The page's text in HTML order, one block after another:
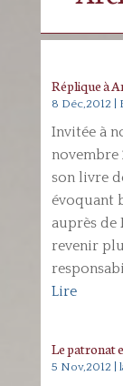
Réplique à
8 Déc,2012
Invitée à
novembre
son livre
évoquant
auprès de
revenir
Lire
Le patronat
5 Nov,2012